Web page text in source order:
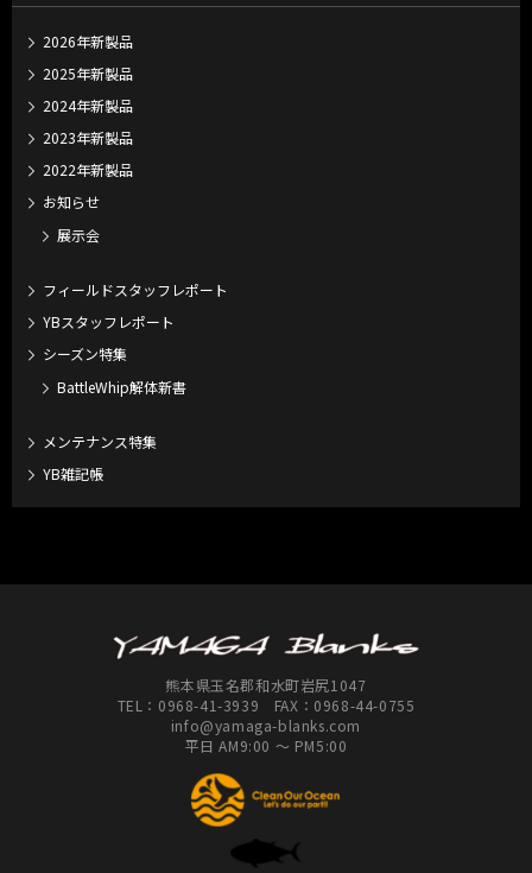
2026年新製品
2025年新製品
2024年新製品
2023年新製品
2022年新製品
お知らせ
展示会
フィールドスタッフレポート
YBスタッフレポート
シーズン特集
BattleWhip解体新書
メンテナンス特集
YB雑記帳
熊本県玉名郡和水町岩尻1047
TEL： 0968-41-3939 FAX：0968-44-0755
info@yamaga-blanks.com
平日 AM9:00 ～ PM5:00